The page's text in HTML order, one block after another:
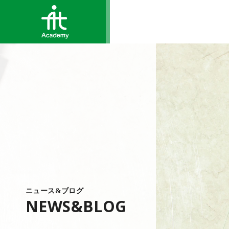
ニュース&ブログ
NEWS&BLOG